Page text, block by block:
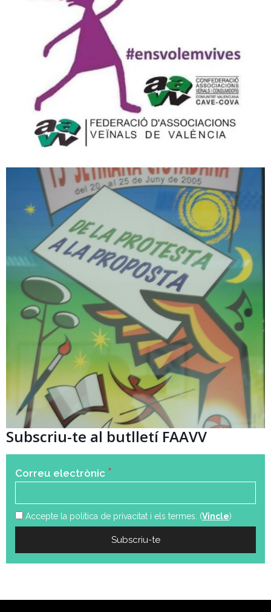
Subscriu-te al butlletí FAAVV
Correu electrònic *
Accepte la política de privacitat i els termes. (Vincle)